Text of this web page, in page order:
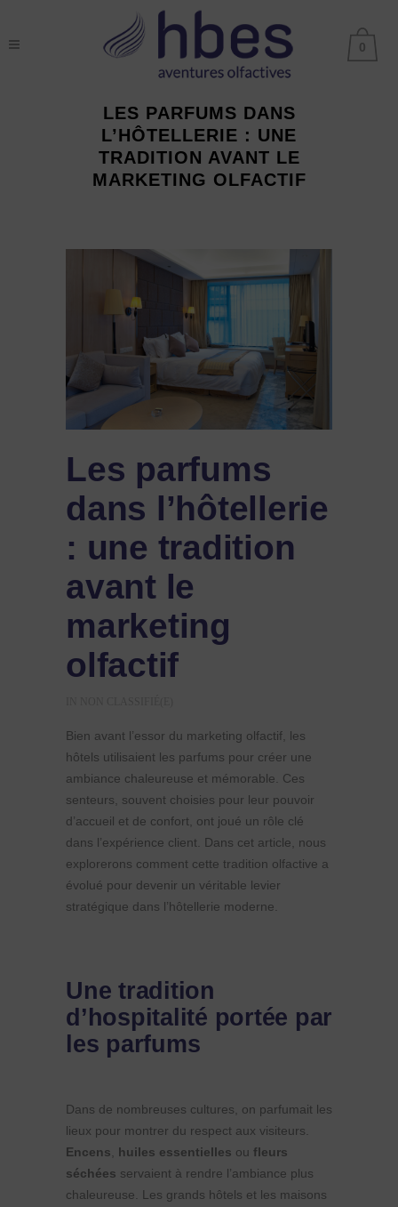
0
LES PARFUMS DANS
L’HÔTELLERIE : UNE
TRADITION AVANT LE
MARKETING OLFACTIF
Les parfums
dans l’hôtellerie
: une tradition
avant le
marketing
olfactif
Bien avant l’essor du marketing olfactif, les
hôtels utilisaient les parfums pour créer une
ambiance chaleureuse et mémorable. Ces
senteurs, souvent choisies pour leur pouvoir
d’accueil et de confort, ont joué un rôle clé
dans l’expérience client. Dans cet article, nous
explorerons comment cette tradition olfactive a
évolué pour devenir un véritable levier
stratégique dans l’hôtellerie moderne.
Une tradition
d’hospitalité portée par
les parfums
Dans de nombreuses cultures, on parfumait les
lieux pour montrer du respect aux visiteurs.
Encens
huiles essentielles ou fleurs
séchées servaient à rendre l’ambiance plus
chaleureuse. Les grands hôtels et les maisons